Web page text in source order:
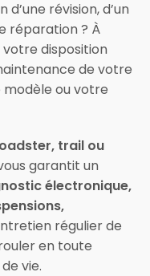
révision, d’un
réparation ? À
disposition
de votre
modèle ou votre
trail ou
garantit un
électronique,
régulier de
en toute
vie.